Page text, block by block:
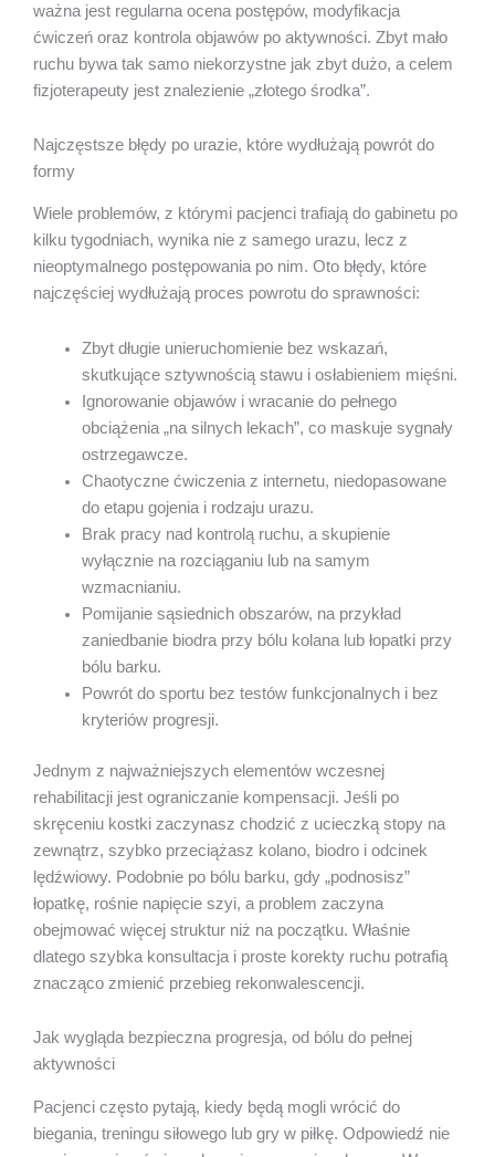
ważna jest regularna ocena postępów, modyfikacja
ćwiczeń oraz kontrola objawów po aktywności. Zbyt mało
ruchu bywa tak samo niekorzystne jak zbyt dużo, a celem
fizjoterapeuty jest znalezienie „złotego środka”.
Najczęstsze błędy po urazie, które wydłużają powrót do
formy
Wiele problemów, z którymi pacjenci trafiają do gabinetu po
kilku tygodniach, wynika nie z samego urazu, lecz z
nieoptymalnego postępowania po nim. Oto błędy, które
najczęściej wydłużają proces powrotu do sprawności:
Zbyt długie unieruchomienie bez wskazań,
skutkujące sztywnością stawu i osłabieniem mięśni.
Ignorowanie objawów i wracanie do pełnego
obciążenia „na silnych lekach”, co maskuje sygnały
ostrzegawcze.
Chaotyczne ćwiczenia z internetu, niedopasowane
do etapu gojenia i rodzaju urazu.
Brak pracy nad kontrolą ruchu, a skupienie
wyłącznie na rozciąganiu lub na samym
wzmacnianiu.
Pomijanie sąsiednich obszarów, na przykład
zaniedbanie biodra przy bólu kolana lub łopatki przy
bólu barku.
Powrót do sportu bez testów funkcjonalnych i bez
kryteriów progresji.
Jednym z najważniejszych elementów wczesnej
rehabilitacji jest ograniczanie kompensacji. Jeśli po
skręceniu kostki zaczynasz chodzić z ucieczką stopy na
zewnątrz, szybko przeciążasz kolano, biodro i odcinek
lędźwiowy. Podobnie po bólu barku, gdy „podnosisz”
łopatkę, rośnie napięcie szyi, a problem zaczyna
obejmować więcej struktur niż na początku. Właśnie
dlatego szybka konsultacja i proste korekty ruchu potrafią
znacząco zmienić przebieg rekonwalescencji.
Jak wygląda bezpieczna progresja, od bólu do pełnej
aktywności
Pacjenci często pytają, kiedy będą mogli wrócić do
biegania, treningu siłowego lub gry w piłkę. Odpowiedź nie